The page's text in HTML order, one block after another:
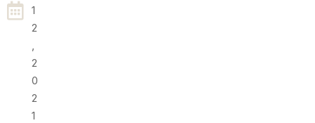
1
2
,
2
0
2
1